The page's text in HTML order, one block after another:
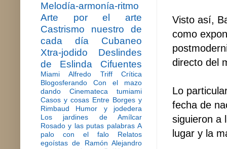
Visto así,
como
directo del
Lo
fecha de
siguieron a
lugar y la
Melodía-armonía-ritmo
Arte por el arte
Castrismo nuestro de
cada día
Cubaneo
Xtra-jodido
Deslindes
de Eslinda Cifuentes
Miami Alfredo Triff
Crítica
Blogosferando
Con el mazo
dando
Cinemateca tumiami
Casos y cosas Entre Borges y
Rimbaud
Humor y jodedera
Los jardines de Amílcar
Rosado y las putas palabras A
palo con el falo
Relatos
egoístas de Ramón Alejandro